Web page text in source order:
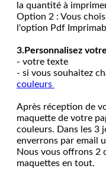
la quantité à
Option 2 : Vous
l'option Pdf
3.Personnalisez
- votre texte
- si vous souhaitez
couleurs
Après réception de
maquette de votre
couleurs. Dans les 3
enverrons par email
Nous vous offrons 2
maquettes en tout.